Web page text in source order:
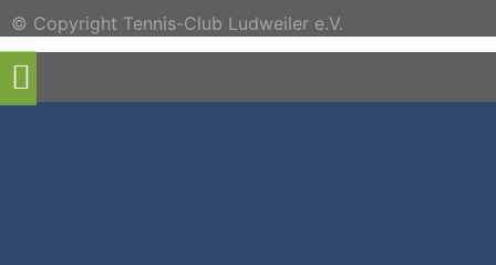
© Copyright Tennis-Club Ludweiler e.V.